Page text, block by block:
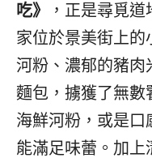
吃》
，正是尋覓
家位於景美街上的
河粉、濃郁的豬肉
麵包，擄獲了無數
海鮮河粉，或是口
能滿足味蕾。加上